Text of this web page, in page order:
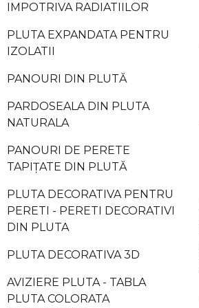
IMPOTRIVA RADIATIILOR
PLUTA EXPANDATA PENTRU
IZOLATII
PANOURI DIN PLUTĂ
PARDOSEALA DIN PLUTA
NATURALA
PANOURI DE PERETE
TAPIȚATE DIN PLUTĂ
PLUTA DECORATIVA PENTRU
PERETI - PERETI DECORATIVI
DIN PLUTA
PLUTA DECORATIVA 3D
AVIZIERE PLUTA - TABLA
PLUTA COLORATA